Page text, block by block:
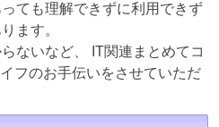
ても理解できずに利用できず
ます。
ないなど、 IT関連まとめてコ
フのお手伝いをさせていただ